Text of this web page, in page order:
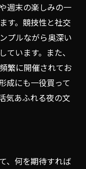
で楽しむダーツ
る方法
ツイベント
するアイデア
区のダーツバ
ダーツバー
な空間
したバー選び
週末の楽しみの一
す。競技性と社交
プルながら奥深い
います。また、
繁に開催されてお
成にも一役買って
気あふれる夜の文
、何を期待すれば